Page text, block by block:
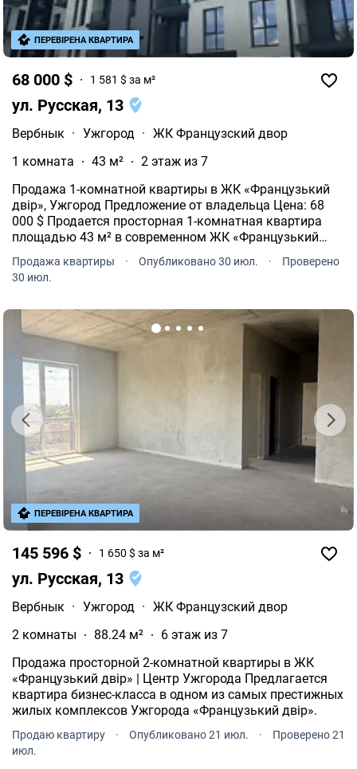
68 000 $ 1 581 $ за м²
ул. Русская, 13
Вербнык · Ужгород · ЖК Французский двор
1 комната
43 м²
2 этаж из 7
Продажа 1-комнатной квартиры в ЖК «Французький
двір», Ужгород Предложение от владельца Цена: 68
000 $ Продается просторная 1-комнатная квартира
площадью 43 м² в современном ЖК «Французький
Продажа квартиры · Опубликовано 30 июл. ·
Проверено
30 июл.
ПЕРЕВІРЕНА КВАРТИРА
145 596 $ 1 650 $ за м²
ул. Русская, 13
Вербнык · Ужгород · ЖК Французский двор
2 комнаты
88.24 м²
6 этаж из 7
Продажа просторной 2-комнатной квартиры в ЖК
«Французький двір» | Центр Ужгорода Предлагается
квартира бизнес-класса в одном из самых престижных
жилых комплексов Ужгорода «Французький двір».
Продаю квартиру · Опубликовано 21 июл. ·
Проверено 21
июл.
ПЕРЕВІРЕНА КВАРТИРА